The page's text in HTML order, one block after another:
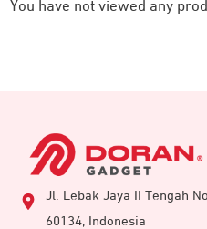
You have not viewed any
Jl. Lebak Jaya II Tengah
60134, Indonesia